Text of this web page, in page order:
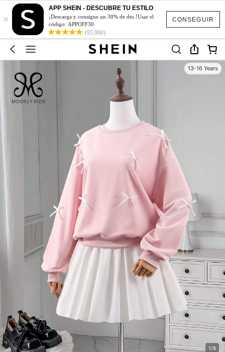
CONSEGUIR
×
APP SHEIN - DESCUBRE TU ESTILO
¡Descarga y consigue un 30% de dto.!Usar el
código: APPOFF30
(95,960)
13-16 Years
1/8